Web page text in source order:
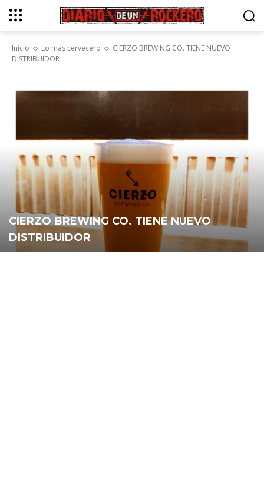
Inicio Lo más cervecero
CIERZO BREWING CO. TIENE NUEVO
DISTRIBUIDOR
CIERZO BREWING CO. TIENE NUEVO
DISTRIBUIDOR